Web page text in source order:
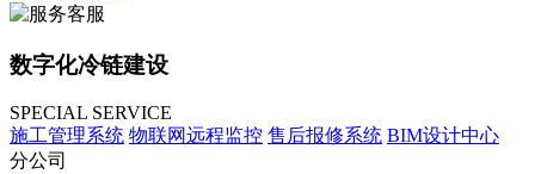
数字化冷链建设
SPECIAL SERVICE
施工管理系统 物联网远程监控 售后报修系统 BIM设计中心
分公司